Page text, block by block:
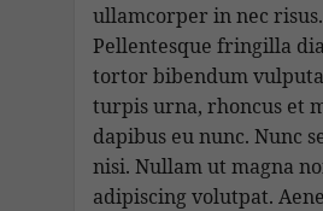
ullamcorper in nec risus.
Pellentesque fringilla
tortor bibendum
turpis urna, rhoncus et
dapibus eu nunc. Nunc
nisi. Nullam ut magna
adipiscing volutpat.